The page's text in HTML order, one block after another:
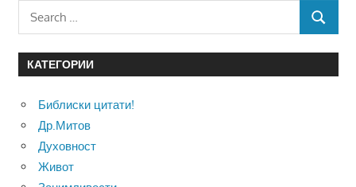
Search
for:
SEARCH
КАТЕГОРИИ
Библиски цитати!
Др.Митов
Духовност
Живот